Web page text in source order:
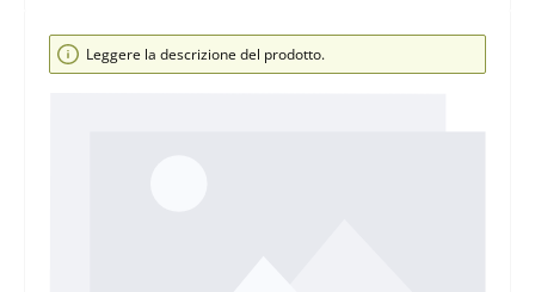
Salta la galleria di immagini
Leggere la descrizione del prodotto.